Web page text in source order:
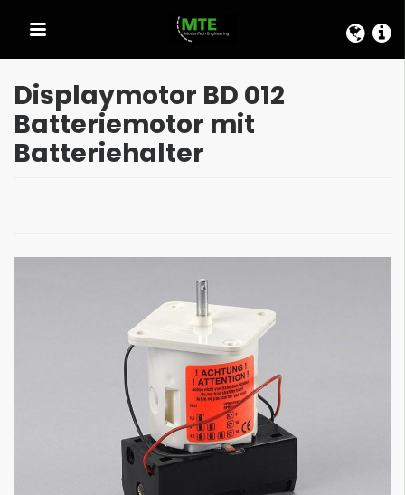
Displaymotor BD 012
Batteriemotor mit
Batteriehalter